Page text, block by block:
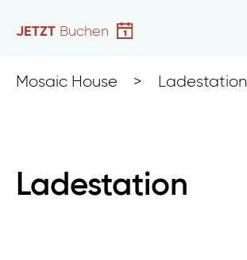
JETZT Buchen
Mosaic House > Ladestation
Ladestation